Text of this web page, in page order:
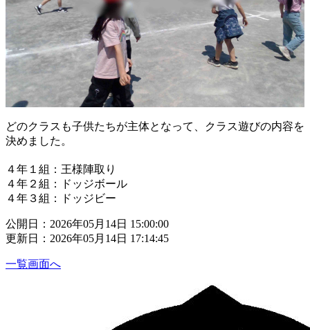
どのクラスも子供たちが主体となって、クラス遊びの内容を
決めました。
４年１組：王様陣取り
４年２組：ドッジボール
４年３組：ドッジビー
公開日：2026年05月14日 15:00:00
更新日：2026年05月14日 17:14:45
一覧画面へ